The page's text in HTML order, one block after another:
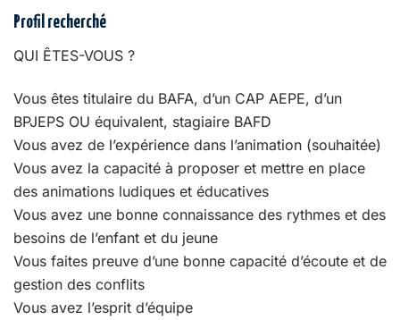
Profil recherché
QUI ÊTES-VOUS ?
Vous êtes titulaire du BAFA, d’un CAP AEPE, d’un
BPJEPS OU équivalent, stagiaire BAFD
Vous avez de l’expérience dans l’animation (souhaitée)
Vous avez la capacité à proposer et mettre en place
des animations ludiques et éducatives
Vous avez une bonne connaissance des rythmes et des
besoins de l’enfant et du jeune
Vous faites preuve d’une bonne capacité d’écoute et de
gestion des conflits
Vous avez l’esprit d’équipe